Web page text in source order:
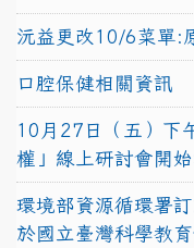
沅益更改10/6菜單:
口腔保健相關資訊
10月27日（五）下
權」線上研討會開
環境部資源循環署
於國立臺灣科學教